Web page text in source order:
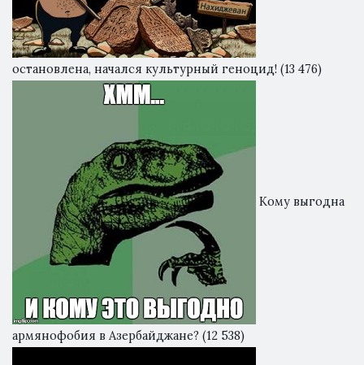
остановлена, начался культурный геноцид! (13 476)
Кому выгодна
армянофобия в Азербайджане? (12 538)